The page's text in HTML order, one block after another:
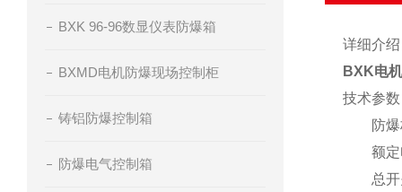
BXK 96-96数显仪表防爆箱
BXMD电机防爆现场控制柜
铸铝防爆控制箱
防爆电气控制箱
详细介
BXK电
技术参
防爆标
额定电
总开关